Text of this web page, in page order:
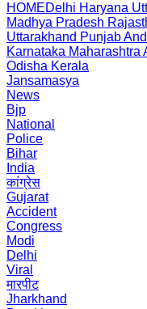
HOMEDelhi Haryana
Madhya Pradesh
Uttarakhand Punjab
Karnataka Maharashtra
Odisha Kerala
Jansamasya
News
Bjp
National
Police
Bihar
India
कांग्रेस
Gujarat
Accident
Congress
Modi
Delhi
Viral
मारपीट
Jharkhand